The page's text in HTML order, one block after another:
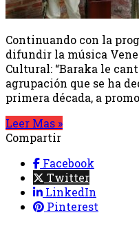
Continuando con la
difundir la música
Cultural: “Baraka le
agrupación que se ha
primera década, a
Leer Mas »
Compartir
Facebook
Twitter
LinkedIn
Pinterest